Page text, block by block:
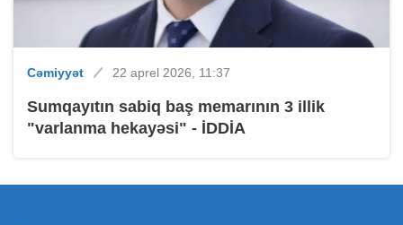
Cəmiyyət 22 aprel 2026, 11:37
Sumqayıtın sabiq baş memarının 3 illik
"varlanma hekayəsi" - İDDİA